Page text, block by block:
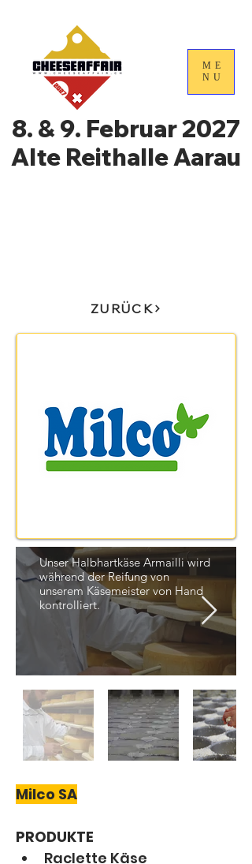
ME
NU
8. & 9. Februar 2027
Alte Reithalle Aarau
ZURÜCK
Unser Halbhartkäse Armailli wird
während der Reifung von
unserem Käsemeister von Hand
kontrolliert.
Milco SA
PRODUKTE
Raclette Käse